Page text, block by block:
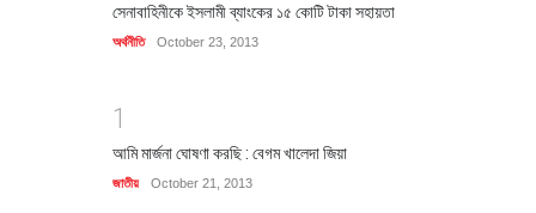
সেনাবাহিনীকে ইসলামী ব্যাংকের ১৫ কোটি টাকা সহায়তা
অর্থনীতি October 23, 2013
1
আমি মার্জনা ঘোষণা করছি : বেগম খালেদা জিয়া
জাতীয় October 21, 2013